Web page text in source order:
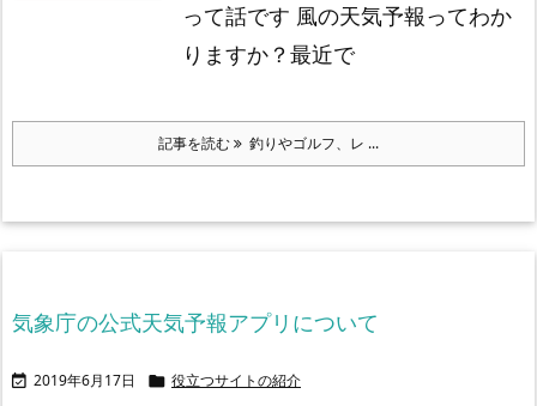
って話です 風の天気予報ってわか
りますか？最近で
記事を読む 釣りやゴルフ、レ ...
気象庁の公式天気予報アプリについて
 2019年6月17日  役立つサイトの紹介